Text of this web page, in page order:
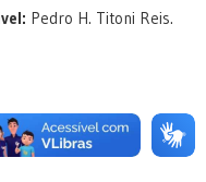
Pedro H. Titoni Reis.
ao e-mail